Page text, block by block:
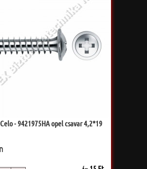
Celo - 9421975HA opel csavar 4,2*19